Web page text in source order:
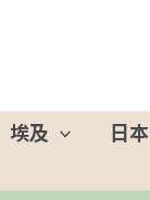
埃及
日本